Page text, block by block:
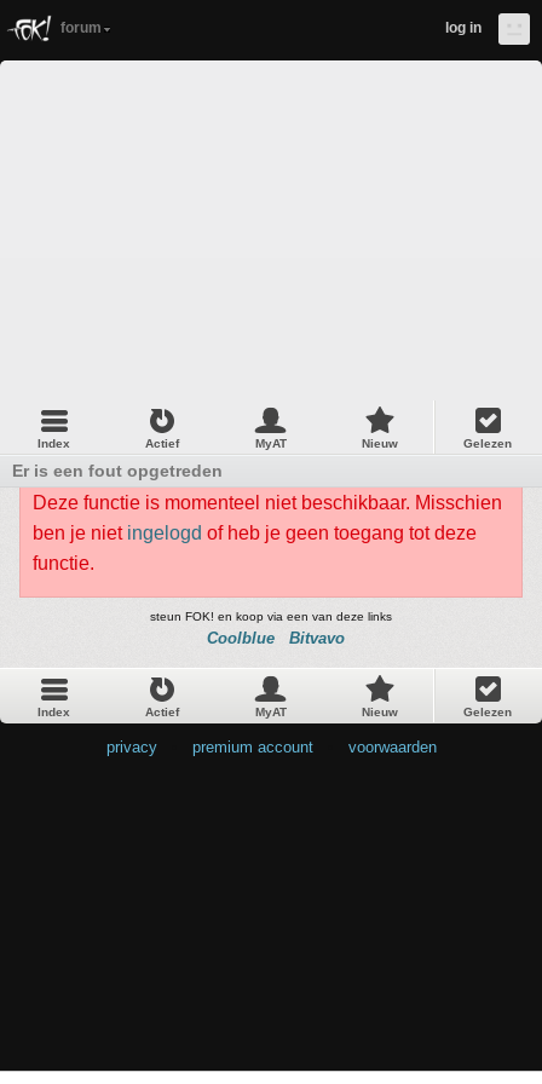
forum log in
Index Actief MyAT Nieuw Gelezen
Er is een fout opgetreden
Deze functie is momenteel niet beschikbaar. Misschien
ben je niet ingelogd of heb je geen toegang tot deze
functie.
steun FOK! en koop via een van deze links
Coolblue Bitvavo
Index Actief MyAT Nieuw Gelezen
privacy premium account voorwaarden